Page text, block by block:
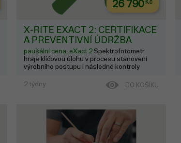
26 790Kč
X-RITE EXACT 2: CERTIFIKACE
A PREVENTIVNÍ ÚDRŽBA
paušální cena, eXact 2 Spektrofotometr
hraje klíčovou úlohu v procesu stanovení
výrobního postupu i následné kontroly
úroveň stability měření po dobu jednoho
roku od výroby. Služba certifikace a
2 týdny DO KOŠÍKU